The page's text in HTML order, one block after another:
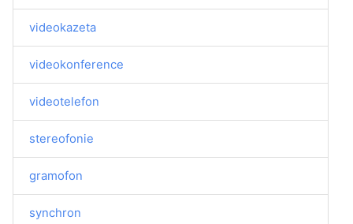
videokazeta
videokonference
videotelefon
stereofonie
gramofon
synchron